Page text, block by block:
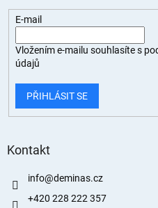
E-mail
Vložením e-mailu souhlasíte s
údajů
PŘIHLÁSIT SE
Kontakt
info@deminas.cz
+420 228 222 357